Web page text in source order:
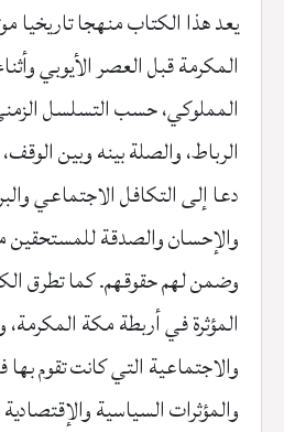
يعد هذا الكتاب منهجا تاريخيا
المكرمة قبل العصر الأيوبي
المملوكي، حسب التسلسل
الرباط، والصلة بينه وبين
دعا إلى التكافل الاجتماعي
والإحسان والصدقة للمستحقين
وضمن لهم حقوقهم. كما تطرق
المؤثرة في أربطة مكة المكرمة،
والاجتماعية التي كانت تقوم بها
والمؤثرات السياسية